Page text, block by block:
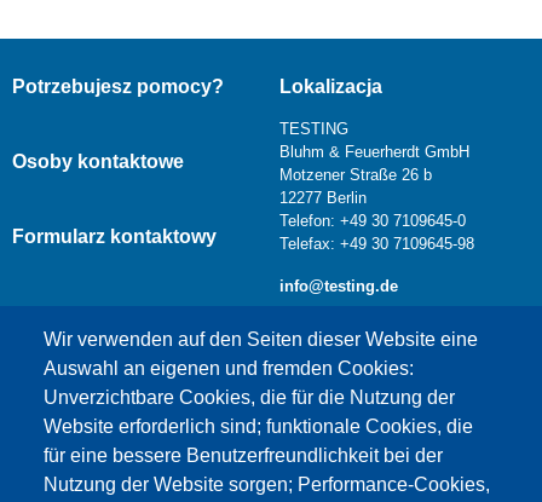
Wir verwenden auf den Seiten dieser Website eine
Auswahl an eigenen und fremden Cookies:
Unverzichtbare Cookies, die für die Nutzung der
Website erforderlich sind; funktionale Cookies, die
für eine bessere Benutzerfreundlichkeit bei der
Nutzung der Website sorgen; Performance-Cookies,
Potrzebujesz pomocy?
Osoby kontaktowe
Formularz kontaktowy
Lokalizacja
TESTING
Bluhm & Feuerherdt GmbH
Motzener Straße 26 b
12277 Berlin
Telefon: +49 30 7109645-0
Telefax: +49 30 7109645-98
info@testing.de